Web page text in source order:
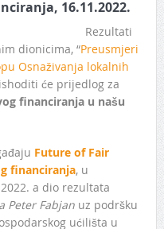
16.11.2022.
Rezultati
dionicima, “Preusmjeri
Osnaživanja lokalnih
će prijedlog za
financiranja u našu
Future of Fair
financiranja, u
a dio rezultata
Peter Fabjanuz podršku
ućilišta u